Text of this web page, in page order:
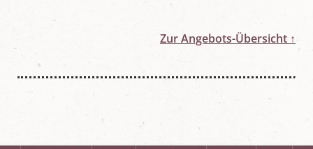
Zur Angebots-Übersicht ↑